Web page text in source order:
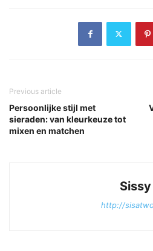
Previous article
Persoonlijke stijl met
sieraden: van kleurkeuze tot
mixen en matchen
Sissy
http://